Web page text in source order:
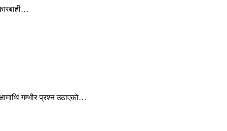
गम्भीर प्रश्न उठाएको…